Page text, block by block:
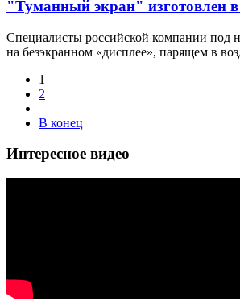
"Туманный экран" изготовлен в
Специалисты российской компании под
на безэкранном «дисплее», парящем в
1
2
В конец
Интересное видео